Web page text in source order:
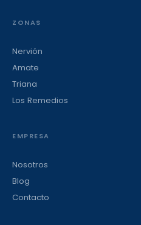
ZONAS
Nervión
Amate
Triana
Los Remedios
EMPRESA
Nosotros
Blog
Contacto